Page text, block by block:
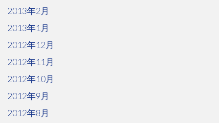
2013年2月
2013年1月
2012年12月
2012年11月
2012年10月
2012年9月
2012年8月